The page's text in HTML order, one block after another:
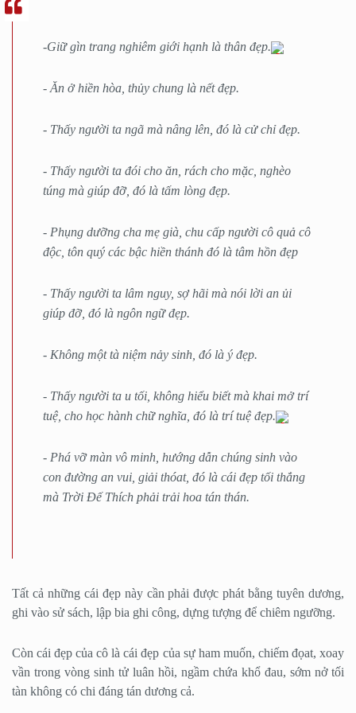
-Giữ gìn trang nghiêm giới hạnh là thân đẹp.
- Ăn ở hiền hòa, thủy chung là nết đẹp.
- Thấy người ta ngã mà nâng lên, đó là cử chỉ đẹp.
- Thấy người ta đói cho ăn, rách cho mặc, nghèo
túng mà giúp đỡ, đó là tấm lòng đẹp.
- Phụng dưỡng cha mẹ già, chu cấp người cô quả cô
độc, tôn quý các bậc hiền thánh đó là tâm hồn đẹp
- Thấy người ta lâm nguy, sợ hãi mà nói lời an ủi
giúp đỡ, đó là ngôn ngữ đẹp.
- Không một tà niệm nảy sinh, đó là ý đẹp.
- Thấy người ta u tối, không hiểu biết mà khai mở trí
tuệ, cho học hành chữ nghĩa, đó là trí tuệ đẹp.
- Phá vỡ màn vô minh, hướng dẫn chúng sinh vào
con đường an vui, giải thóat, đó là cái đẹp tối thắng
mà Trời Đế Thích phải trải hoa tán thán.
Tất cả những cái đẹp này cần phải được phát bằng tuyên dương,
ghi vào sử sách, lập bia ghi công, dựng tượng để chiêm ngưỡng.
Còn cái đẹp của cô là cái đẹp của sự ham muốn, chiếm đọat, xoay
vần trong vòng sinh tử luân hồi, ngầm chứa khổ đau, sớm nở tối
tàn không có chi đáng tán dương cả.